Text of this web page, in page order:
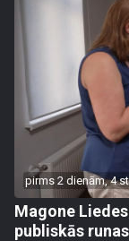
pirms 2 dienām, 4
Magone
publiskās